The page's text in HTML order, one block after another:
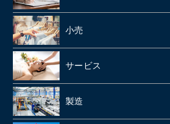
製薬
SMO
CRO
動物病院
歯科
給食業・給食サービス
宅配弁当
食品メーカー・食品加工・食品工場
清酒酒造・酒蔵
お弁当・惣菜屋
学習塾
小売
アパレルメーカー・アパレル
スーパーマーケット
FC(フランチャイズ加盟店)
サービス
警備
エステサロン
製造